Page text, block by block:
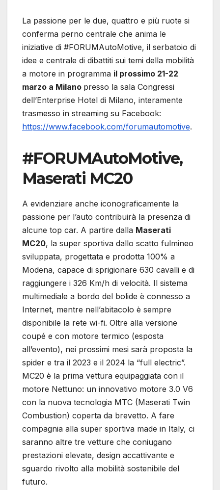
La passione per le due, quattro e più ruote si
conferma perno centrale che anima le
iniziative di #FORUMAutoMotive, il serbatoio di
idee e centrale di dibattiti sui temi della mobilità
a motore in programma il prossimo 21-22
marzo a Milano presso la sala Congressi
dell’Enterprise Hotel di Milano, interamente
trasmesso in streaming su Facebook:
https://www.facebook.com/forumautomotive.
#FORUMAutoMotive,
Maserati MC20
A evidenziare anche iconograficamente la
passione per l’auto contribuirà la presenza di
alcune top car. A partire dalla Maserati
MC20, la super sportiva dallo scatto fulmineo
sviluppata, progettata e prodotta 100% a
Modena, capace di sprigionare 630 cavalli e di
raggiungere i 326 Km/h di velocità. Il sistema
multimediale a bordo del bolide è connesso a
Internet, mentre nell’abitacolo è sempre
disponibile la rete wi-fi. Oltre alla versione
coupé e con motore termico (esposta
all’evento), nei prossimi mesi sarà proposta la
spider e tra il 2023 e il 2024 la “full electric”.
MC20 è la prima vettura equipaggiata con il
motore Nettuno: un innovativo motore 3.0 V6
con la nuova tecnologia MTC (Maserati Twin
Combustion) coperta da brevetto. A fare
compagnia alla super sportiva made in Italy, ci
saranno altre tre vetture che coniugano
prestazioni elevate, design accattivante e
sguardo rivolto alla mobilità sostenibile del
futuro.